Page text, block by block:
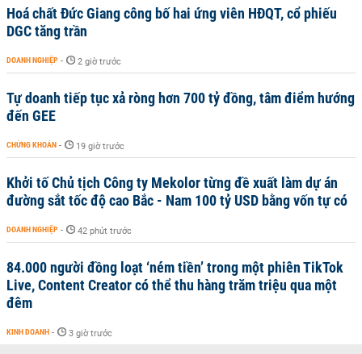
Hoá chất Đức Giang công bố hai ứng viên HĐQT, cổ phiếu
DGC tăng trần
DOANH NGHIỆP - 2 giờ trước
Tự doanh tiếp tục xả ròng hơn 700 tỷ đồng, tâm điểm hướng
đến GEE
CHỨNG KHOÁN - 19 giờ trước
Khởi tố Chủ tịch Công ty Mekolor từng đề xuất làm dự án
đường sắt tốc độ cao Bắc - Nam 100 tỷ USD bằng vốn tự có
DOANH NGHIỆP - 42 phút trước
84.000 người đồng loạt ‘ném tiền’ trong một phiên TikTok
Live, Content Creator có thể thu hàng trăm triệu qua một
đêm
KINH DOANH - 3 giờ trước